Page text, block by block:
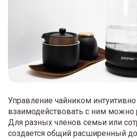
Управление чайником интуитивно
взаимодействовать с ним можно
Для разных членов семьи или
создается общий расширенный